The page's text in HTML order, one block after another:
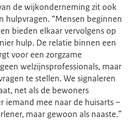
de wijkonderneming zit ook
hulpvragen. “Mensen beginnen
bieden elkaar vervolgens op
hulp. De relatie binnen een
voor een zorgzame
welzijnsprofessionals, maar
te stellen. We signaleren
net als de bewoners
iemand mee naar de huisarts –
maar gewoon als naaste.”